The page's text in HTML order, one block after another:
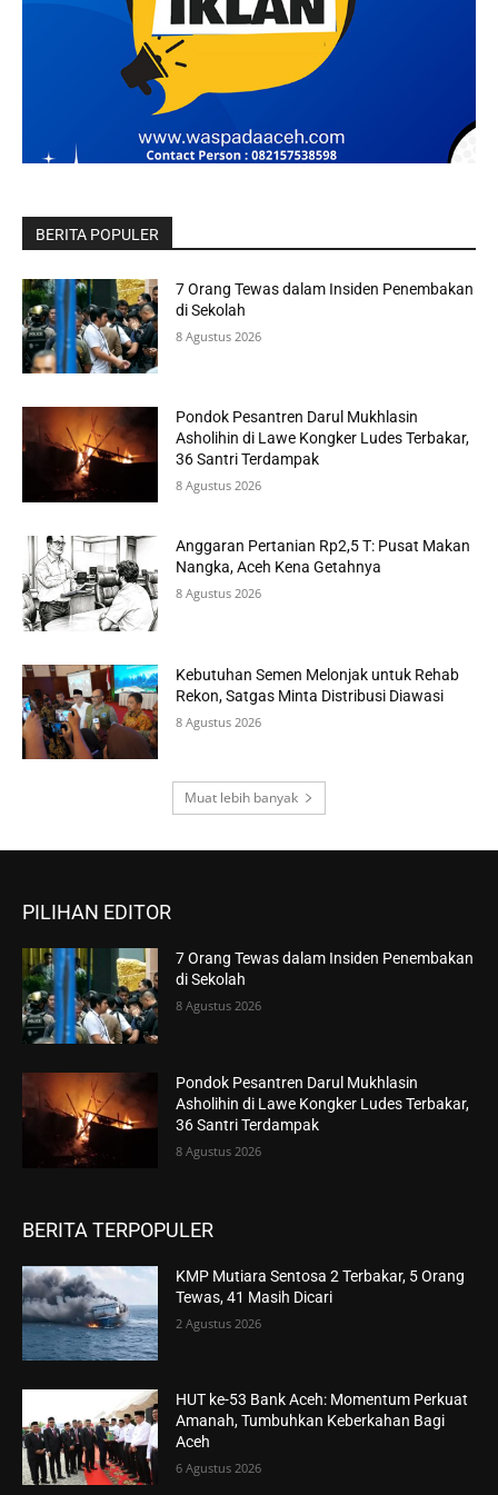
BERITA POPULER
7 Orang Tewas dalam Insiden Penembakan
di Sekolah
8 Agustus 2026
Pondok Pesantren Darul Mukhlasin
Asholihin di Lawe Kongker Ludes Terbakar,
36 Santri Terdampak
8 Agustus 2026
Anggaran Pertanian Rp2,5 T: Pusat Makan
Nangka, Aceh Kena Getahnya
8 Agustus 2026
Kebutuhan Semen Melonjak untuk Rehab
Rekon, Satgas Minta Distribusi Diawasi
8 Agustus 2026
Muat lebih banyak
PILIHAN EDITOR
7 Orang Tewas dalam Insiden Penembakan
di Sekolah
8 Agustus 2026
Pondok Pesantren Darul Mukhlasin
Asholihin di Lawe Kongker Ludes Terbakar,
36 Santri Terdampak
8 Agustus 2026
BERITA TERPOPULER
KMP Mutiara Sentosa 2 Terbakar, 5 Orang
Tewas, 41 Masih Dicari
2 Agustus 2026
HUT ke-53 Bank Aceh: Momentum Perkuat
Amanah, Tumbuhkan Keberkahan Bagi
Aceh
6 Agustus 2026